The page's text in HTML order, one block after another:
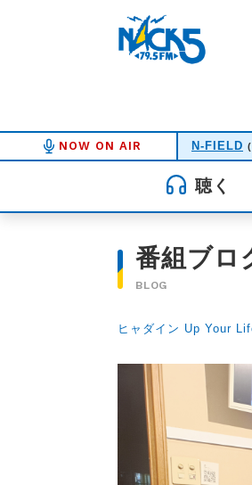
NOW ON AIR N-FIELD
聴く
番組ブロ
BLOG
ヒャダイン Up Your